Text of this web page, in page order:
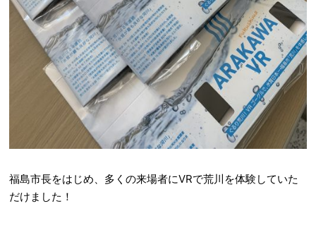
福島市長をはじめ、多くの来場者にVRで荒川を体験していた
だけました！